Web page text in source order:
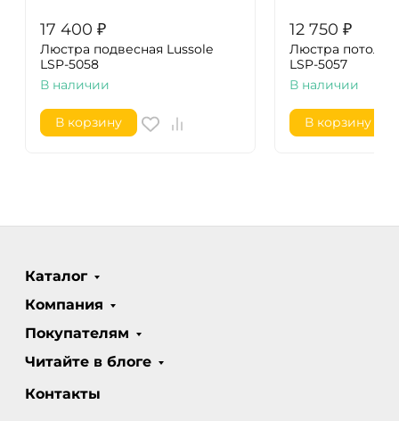
17 400 ₽
Люстра подвесная Lussole
LSP-5058
В наличии
В корзину
12 750 ₽
Люстра
LSP-5057
В наличии
В корзину
Каталог
Компания
Покупателям
Читайте в блоге
Контакты